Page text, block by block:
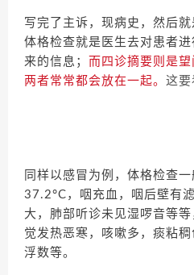
写完了主诉，现病史，然后就
体格检查就是医生去对患者
来的信息； 而四诊摘要则是望
两者常常都会放在一起。 这要
同样以感冒为例，体格检查
37.2°C，咽充血，咽后壁有
大，肺部听诊未见湿啰音等
觉发热恶寒，咳嗽多，痰粘
浮数等。